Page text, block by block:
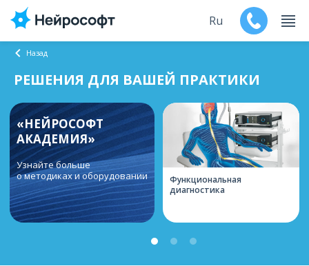
Продукты
Поддержка
Контакты
Мероприятия
Обучение
Ru
Назад
РЕШЕНИЯ ДЛЯ ВАШЕЙ ПРАКТИКИ
«НЕЙРОСОФТ
АКАДЕМИЯ»
Узнайте больше
о методиках и оборудовании
Функциональная
диагностика